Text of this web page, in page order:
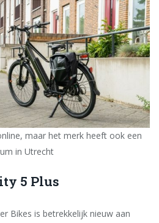
maar het merk heeft ook een
in Utrecht
5 Plus
Bikes is betrekkelijk nieuw aan